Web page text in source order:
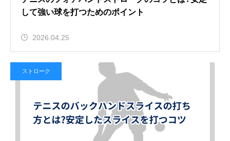
して強い球を打つためのポイント
2026.04.25
ストローク